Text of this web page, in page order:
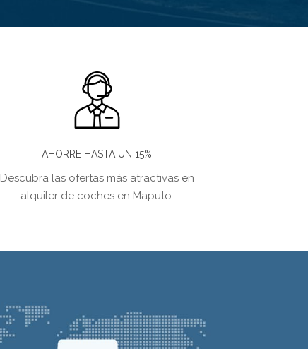
AHORRE HASTA UN 15%
Descubra las ofertas más atractivas en
alquiler de coches en Maputo.